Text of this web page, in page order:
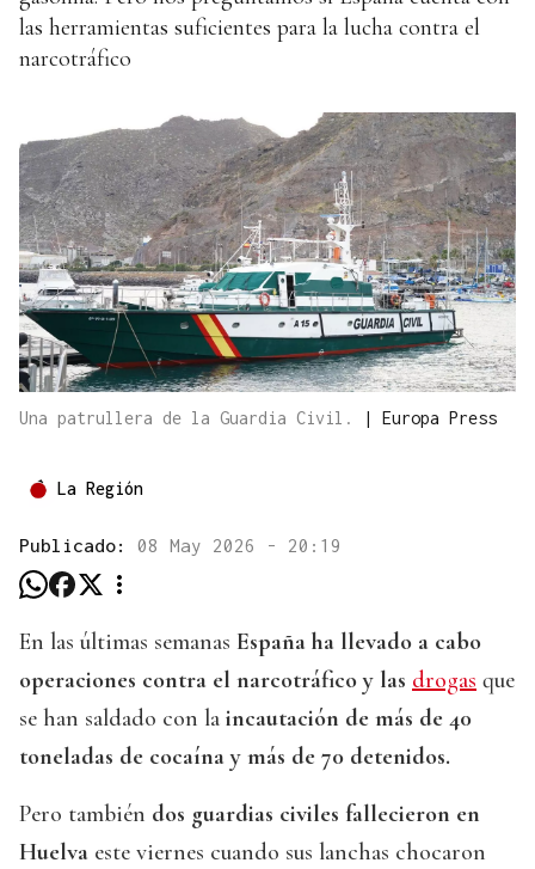
las herramientas suficientes para la lucha contra el
narcotráfico
Una patrullera de la Guardia Civil. | Europa Press
La Región
Publicado: 08 May 2026 - 20:19
En las últimas semanas España ha llevado a cabo
operaciones contra el narcotráfico y las drogas que
se han saldado con la incautación de más de 40
toneladas de cocaína y más de 70 detenidos.
Pero también dos guardias civiles fallecieron en
Huelva este viernes cuando sus lanchas chocaron